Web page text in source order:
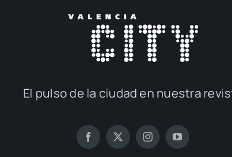
El pul­so de la ciu­dad en nues­tra